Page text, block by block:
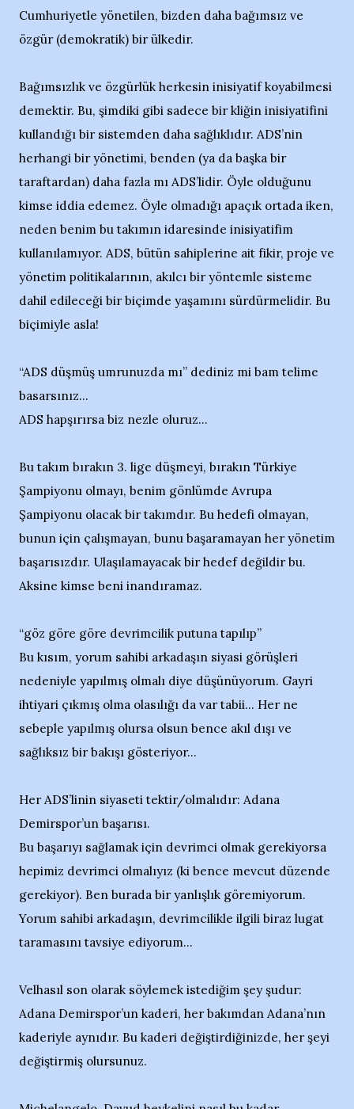
Cumhuriyetle yönetilen, bizden daha bağımsız ve
özgür (demokratik) bir ülkedir.
Bağımsızlık ve özgürlük herkesin inisiyatif koyabilmesi
demektir. Bu, şimdiki gibi sadece bir kliğin inisiyatifini
kullandığı bir sistemden daha sağlıklıdır. ADS’nin
herhangi bir yönetimi, benden (ya da başka bir
taraftardan) daha fazla mı ADS’lidir. Öyle olduğunu
kimse iddia edemez. Öyle olmadığı apaçık ortada iken,
neden benim bu takımın idaresinde inisiyatifim
kullanılamıyor. ADS, bütün sahiplerine ait fikir, proje ve
yönetim politikalarının, akılcı bir yöntemle sisteme
dahil edileceği bir biçimde yaşamını sürdürmelidir. Bu
biçimiyle asla!
“ADS düşmüş umrunuzda mı” dediniz mi bam telime
basarsınız...
ADS hapşırırsa biz nezle oluruz...
Bu takım bırakın 3. lige düşmeyi, bırakın Türkiye
Şampiyonu olmayı, benim gönlümde Avrupa
Şampiyonu olacak bir takımdır. Bu hedefi olmayan,
bunun için çalışmayan, bunu başaramayan her yönetim
başarısızdır. Ulaşılamayacak bir hedef değildir bu.
Aksine kimse beni inandıramaz.
“göz göre göre devrimcilik putuna tapılıp”
Bu kısım, yorum sahibi arkadaşın siyasi görüşleri
nedeniyle yapılmış olmalı diye düşünüyorum. Gayri
ihtiyari çıkmış olma olasılığı da var tabii... Her ne
sebeple yapılmış olursa olsun bence akıl dışı ve
sağlıksız bir bakışı gösteriyor...
Her ADS’linin siyaseti tektir/olmalıdır: Adana
Demirspor’un başarısı.
Bu başarıyı sağlamak için devrimci olmak gerekiyorsa
hepimiz devrimci olmalıyız (ki bence mevcut düzende
gerekiyor). Ben burada bir yanlışlık göremiyorum.
Yorum sahibi arkadaşın, devrimcilikle ilgili biraz lugat
taramasını tavsiye ediyorum...
Velhasıl son olarak söylemek istediğim şey şudur:
Adana Demirspor’un kaderi, her bakımdan Adana’nın
kaderiyle aynıdır. Bu kaderi değiştirdiğinizde, her şeyi
değiştirmiş olursunuz.